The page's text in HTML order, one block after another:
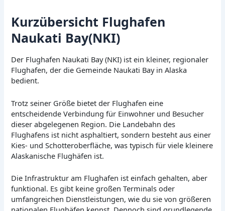
Kurzübersicht Flughafen
Naukati Bay(NKI)
Der Flughafen Naukati Bay (NKI) ist ein kleiner, regionaler
Flughafen, der die Gemeinde Naukati Bay in Alaska
bedient.
Trotz seiner Größe bietet der Flughafen eine
entscheidende Verbindung für Einwohner und Besucher
dieser abgelegenen Region. Die Landebahn des
Flughafens ist nicht asphaltiert, sondern besteht aus einer
Kies- und Schotteroberfläche, was typisch für viele kleinere
Alaskanische Flughäfen ist.
Die Infrastruktur am Flughafen ist einfach gehalten, aber
funktional. Es gibt keine großen Terminals oder
umfangreichen Dienstleistungen, wie du sie von größeren